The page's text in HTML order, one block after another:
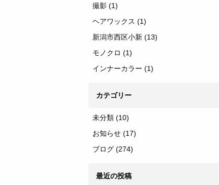
撮影 (1)
ヘアワックス (1)
新潟市西区小新 (13)
モノクロ (1)
インナーカラー (1)
カテゴリー
未分類 (10)
お知らせ (17)
ブログ (274)
最近の投稿